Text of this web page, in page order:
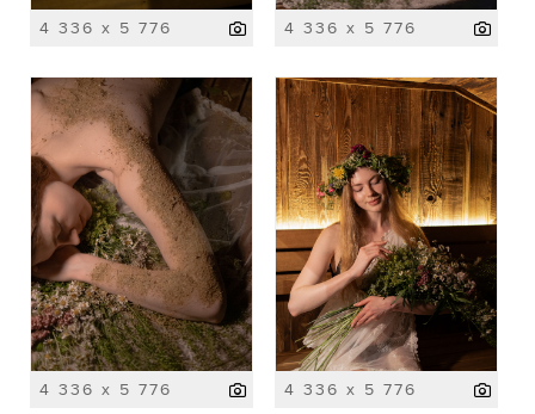
4 336 x 5 776 4 336 x 5 776
4 336 x 5 776 4 336 x 5 776